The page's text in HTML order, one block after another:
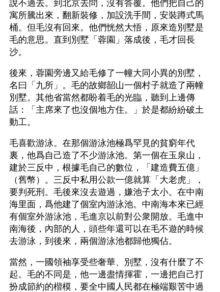
說不過去。到北京去問，沒有答覆。他們把自己的
寓所騰出來，翻新裝修，加設洗手間，安裝蹲式馬
桶。但毛沒有回來。他們恍然大悟，原來造別墅是
毛的意思。直到別墅「蓉園」落成後，毛才回長
沙。
後來，蓉園旁邊又給毛修了一幢大同小異的別墅，
名曰「九所」。毛的故鄉韶山一個村子就造了兩幢
別墅。其他省當然都盼着毛的光臨，聽到上邊傳
話：「主席來了也沒個地方住。」於是都紛紛破土
動工。
毛喜歡游泳。在那個游泳池極爲罕見的貧窮年代
裏，他爲自己造了不少游泳池。第一個在玉泉山，
建於三反中，根據毛自己的數位，「建造費五億」
（舊幣）。三反中私用公款一億就算「大老虎」，
要判死刑。毛後來沒去遊過，嫌池子太小。在中南
海里面，爲他建了個室內游泳池。中南海本來已經
有個室外游泳池，毛進京以前對公衆開放。毛進中
南海後，內部的人，頭些年還可以在毛不遊的時候
去游泳，到後來，兩個游泳池都歸他獨佔。
當然，一國領袖享受些奢華、別墅，沒有什麼了不
起。毛的不同是，他一邊盡情揮霍，一邊把自己打
扮成節約的楷模，要全中國人民都在極端艱苦中過